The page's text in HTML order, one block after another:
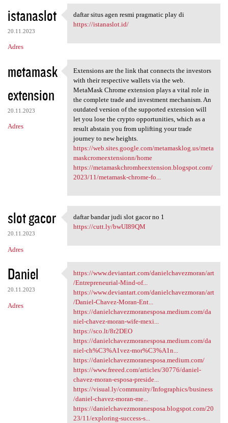
istanaslot
20.11.2023
Adres
daftar situs agen resmi
daftar situs agen resmi pragmatic play di
https://istanaslot.id/
metamask
extension
20.11.2023
Adres
Extensions are the link that
Extensions are the link that connects the investors
with their respective wallets via the web.
MetaMask Chrome extension plays a vital role in
the complete trade and investment mechanism. An
outdated version of the supported extension will
let you lose the crypto opportunities, which as a
result abstain you from uplifting your trade
journey to new heights.
https://web.sites.google.com/metamasklog.us/meta
maskcromeextensionn/home
https://metamaskchromheextension.blogspot.com/
2023/11/metamask-chrome-fo...
slot gacor
20.11.2023
Adres
daftar bandar judi slot gacor
daftar bandar judi slot gacor no 1
https://cutt.ly/bwUI89QM
Daniel
20.11.2023
Adres
https://www.deviantart.com
https://www.deviantart.com/danielchavezmoran/art
/Entrepreneurial-Mind-of...
https://www.deviantart.com/danielchavezmoran/art
/Daniel-Chavez-Moran-Ent...
https://danielchavezmoranesposa.medium.com/da
niel-chavez-moran-wife-mexi...
https://sco.lt/8r2DEO
https://danielchavezmoranesposa.medium.com/da
niel-ch%C3%A1vez-mor%C3%A1n...
https://danielchavezmoranesposa.medium.com/
https://www.freeed.com/articles/30776/daniel-
chavez-moran-esposa-preside...
https://visual.ly/community/Infographics/business
/daniel-chavez-moran-me...
https://danielchavezmoranesposa.blogspot.com/20
23/11/exploring-success-s...